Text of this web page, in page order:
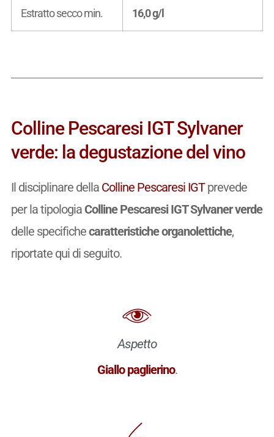
Estratto secco min. 16,0 g/l
Colline Pescaresi IGT Sylvaner
verde: la degustazione del vino
Il disciplinare della Colline Pescaresi IGTprevede
per la tipologia Colline Pescaresi IGT Sylvaner verde
delle specifichecaratteristiche organolettiche,
riportate qui di seguito.
Aspetto
Giallo paglierino.